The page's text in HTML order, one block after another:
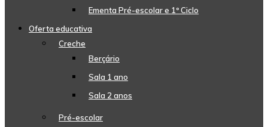
Ementa Pré-escolar e 1º Ciclo
Oferta educativa
Creche
Berçário
Sala 1 ano
Sala 2 anos
Pré-escolar